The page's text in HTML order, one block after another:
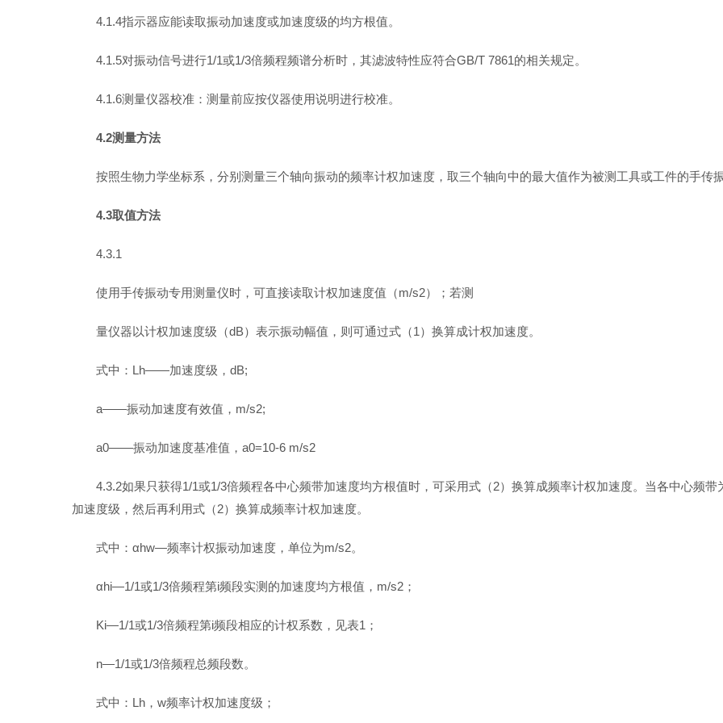
4.1.4指示器应能读取振动加速度或加速度级的均方根值。
4.1.5对振动信号进行1/1或1/3倍频程频谱分析时，其滤波特性应符合GB/T 7861的相关规定。
4.1.6测量仪器校准：测量前应按仪器使用说明进行校准。
4.2测量方法
按照生物力学坐标系，分别测量三个轴向振动的频率计权加速度，取三个轴向中的最大值作为被测工具或工件的手传
4.3取值方法
4.3.1
使用手传振动专用测量仪时，可直接读取计权加速度值（m/s2）；若测
量仪器以计权加速度级（dB）表示振动幅值，则可通过式（1）换算成计权加速度。
式中：Lh——加速度级，dB;
a——振动加速度有效值，m/s2;
a0——振动加速度基准值，a0=10-6 m/s2
4.3.2如果只获得1/1或1/3倍频程各中心频带加速度均方根值时，可采用式（2）换算成频率计权加速度。当各中心频
加速度级，然后再利用式（2）换算成频率计权加速度。
式中：αhw—频率计权振动加速度，单位为m/s2。
αhi—1/1或1/3倍频程第i频段实测的加速度均方根值，m/s2；
Ki—1/1或1/3倍频程第i频段相应的计权系数，见表1；
n—1/1或1/3倍频程总频段数。
式中：Lh，w频率计权加速度级；